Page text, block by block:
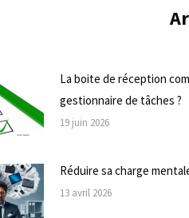
La boite de réception
gestionnaire de tâches ?
19 juin 2026
Réduire sa charge
13 avril 2026